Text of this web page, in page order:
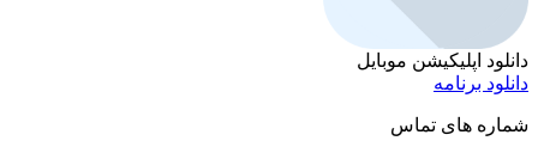
دانلود اپلیکیشن موبایل
دانلود برنامه
شماره های تماس